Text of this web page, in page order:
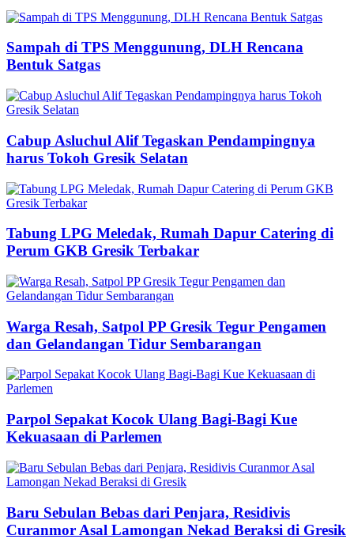
Sampah di TPS Menggunung, DLH Rencana
Bentuk Satgas
Cabup Asluchul Alif Tegaskan Pendampingnya
harus Tokoh Gresik Selatan
Tabung LPG Meledak, Rumah Dapur Catering di
Perum GKB Gresik Terbakar
Warga Resah, Satpol PP Gresik Tegur Pengamen
dan Gelandangan Tidur Sembarangan
Parpol Sepakat Kocok Ulang Bagi-Bagi Kue
Kekuasaan di Parlemen
Baru Sebulan Bebas dari Penjara, Residivis
Curanmor Asal Lamongan Nekad Beraksi di Gresik